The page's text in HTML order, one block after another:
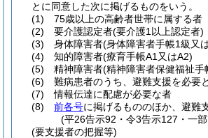
とに同意した次に掲げるものをいう。
(1)
75歳以上の高齢者世帯に属する者
(2)
要介護認定者(要介護1以上認定者)
(3)
身体障害者(身体障害者手帳1級又
(4)
知的障害者(療育手帳A1又はA2)
(5)
精神障害者(精神障害者保健福祉手
(6)
難病患者のうち、避難支援を必要
(7)
情報伝達に配慮が必要な者
(8)
前各号に掲げるもののほか、避難
(平26告示92・令3告示127・一
(要支援者の把握等)